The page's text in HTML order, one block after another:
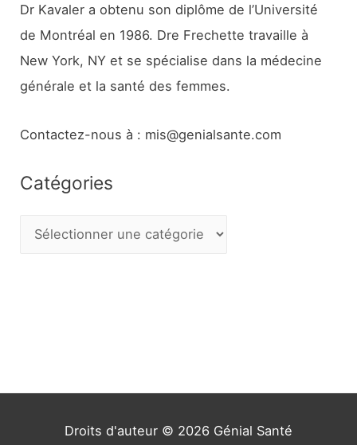
Dr Kavaler a obtenu son diplôme de l’Université
de Montréal en 1986. Dre Frechette travaille à
New York, NY et se spécialise dans la médecine
générale et la santé des femmes.
Contactez-nous à : mis@genialsante.com
Catégories
Droits d'auteur © 2026 Génial Santé